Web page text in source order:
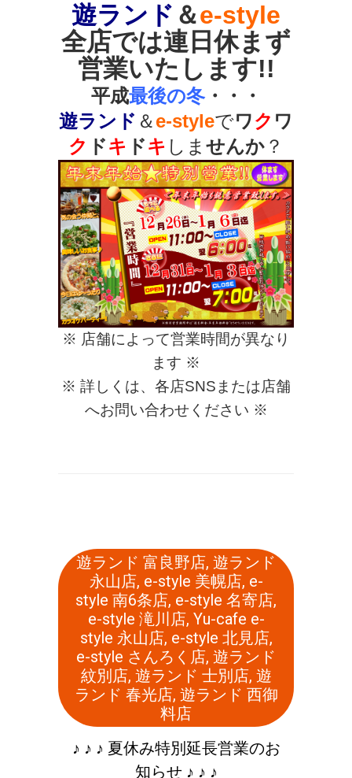
遊ランド ＆e-style
全店では連日休まず
営業いたします!!
平成最後の冬・・・
遊ランド ＆e-styleでワク ワ
ク ドキ ドキ しま せんか ？
※ 店舗によって営業時間が異なり
ます ※
※ 詳しくは、各店SNSまたは店舗
へお問い合わせください ※
遊ランド 富良野店, 遊ランド
永山店, e-style 美幌店, e-
style 南6条店, e-style 名寄店,
e-style 滝川店, Yu-cafe e-
style 永山店, e-style 北見店,
e-style さんろく店, 遊ランド
紋別店, 遊ランド 士別店, 遊
ランド 春光店, 遊ランド 西御
料店
♪ ♪ ♪ 夏休み特別延長営業のお
知らせ ♪ ♪ ♪